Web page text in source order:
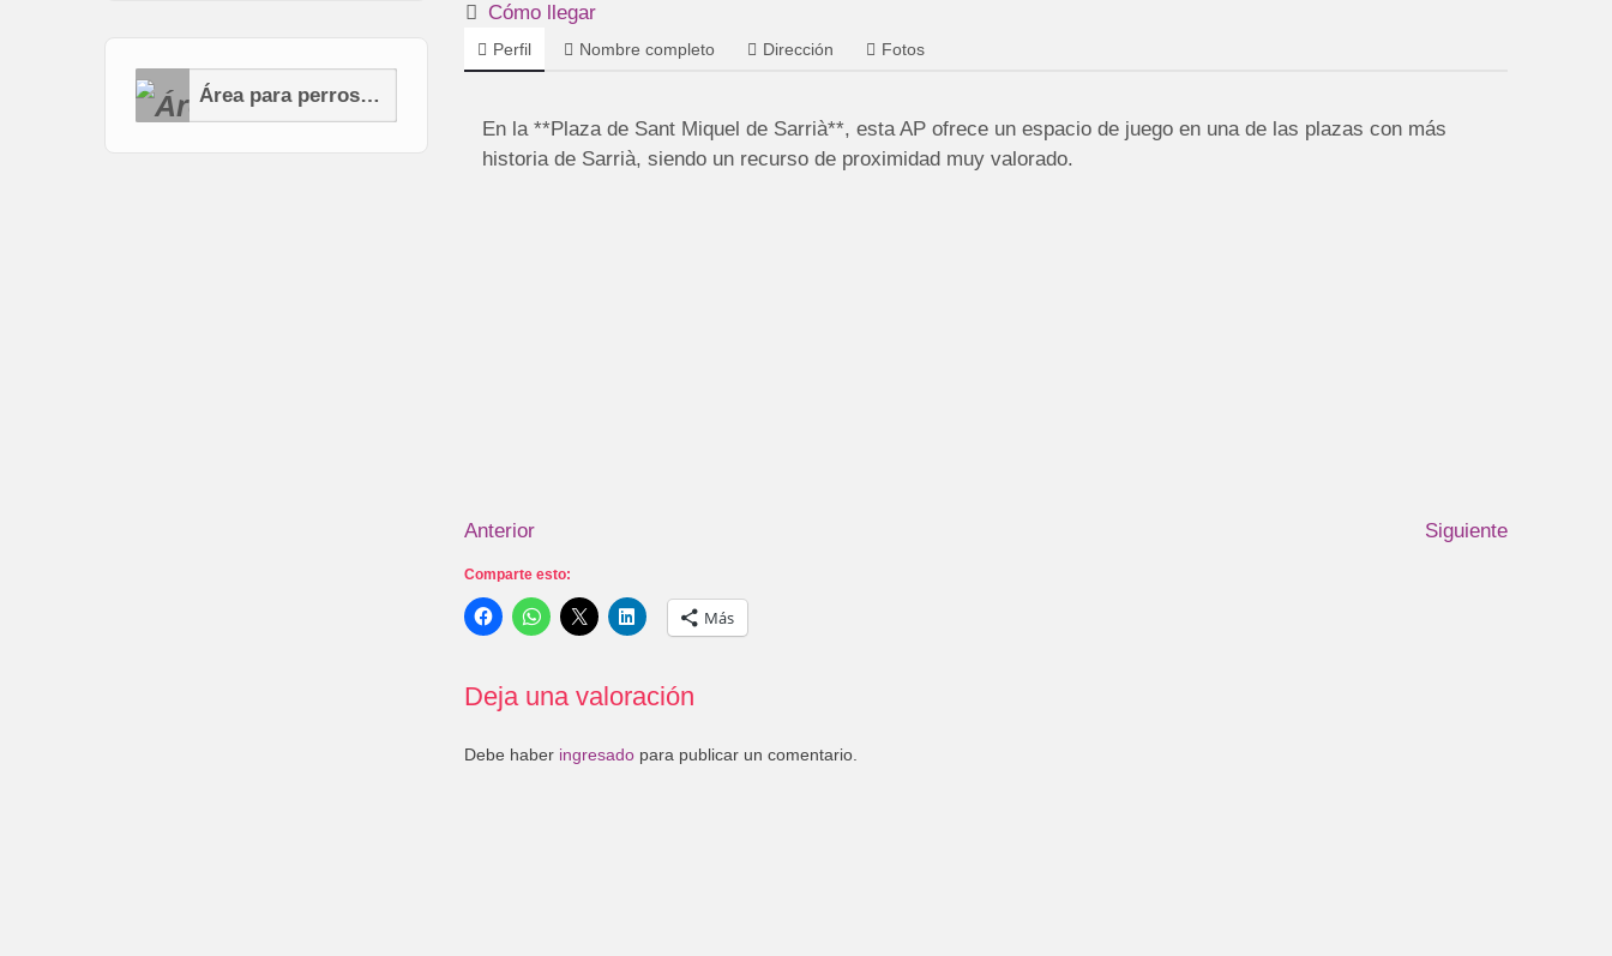
Área para perros (AP)
Cómo llegar
Perfil Nombre completo Dirección Fotos
En la **Plaza de Sant Miquel de Sarrià**, esta AP ofrece un espacio de juego en una de las plazas con más
historia de Sarrià, siendo un recurso de proximidad muy valorado.
Anterior Siguiente
Comparte esto:
Más
Deja una valoración
Debe haber ingresado para publicar un comentario.